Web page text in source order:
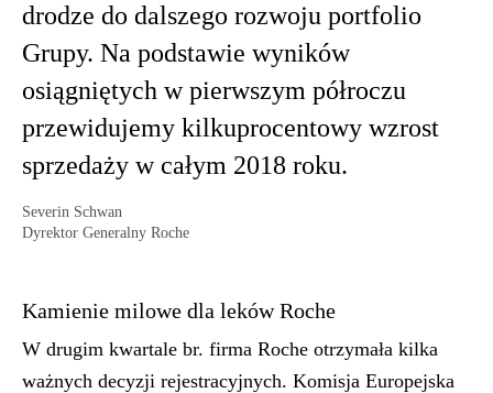
drodze do dalszego rozwoju portfolio
Grupy. Na podstawie wyników
osiągniętych w pierwszym półroczu
przewidujemy kilkuprocentowy wzrost
sprzedaży w całym 2018 roku.
Severin Schwan
Dyrektor Generalny Roche
Kamienie milowe dla leków Roche
W drugim kwartale br. firma Roche otrzymała kilka
ważnych decyzji rejestracyjnych. Komisja Europejska